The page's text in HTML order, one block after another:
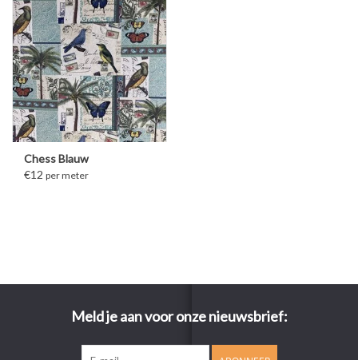
Chess Blauw
€12 per meter
Meld je aan voor onze nieuwsbrief: